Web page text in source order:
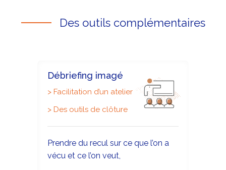
Des outils complémentaires
Débriefing imagé
> Facilitation d’un atelier
> Des outils de clôture
Prendre du recul sur ce que l’on a
vécu et ce l’on veut,